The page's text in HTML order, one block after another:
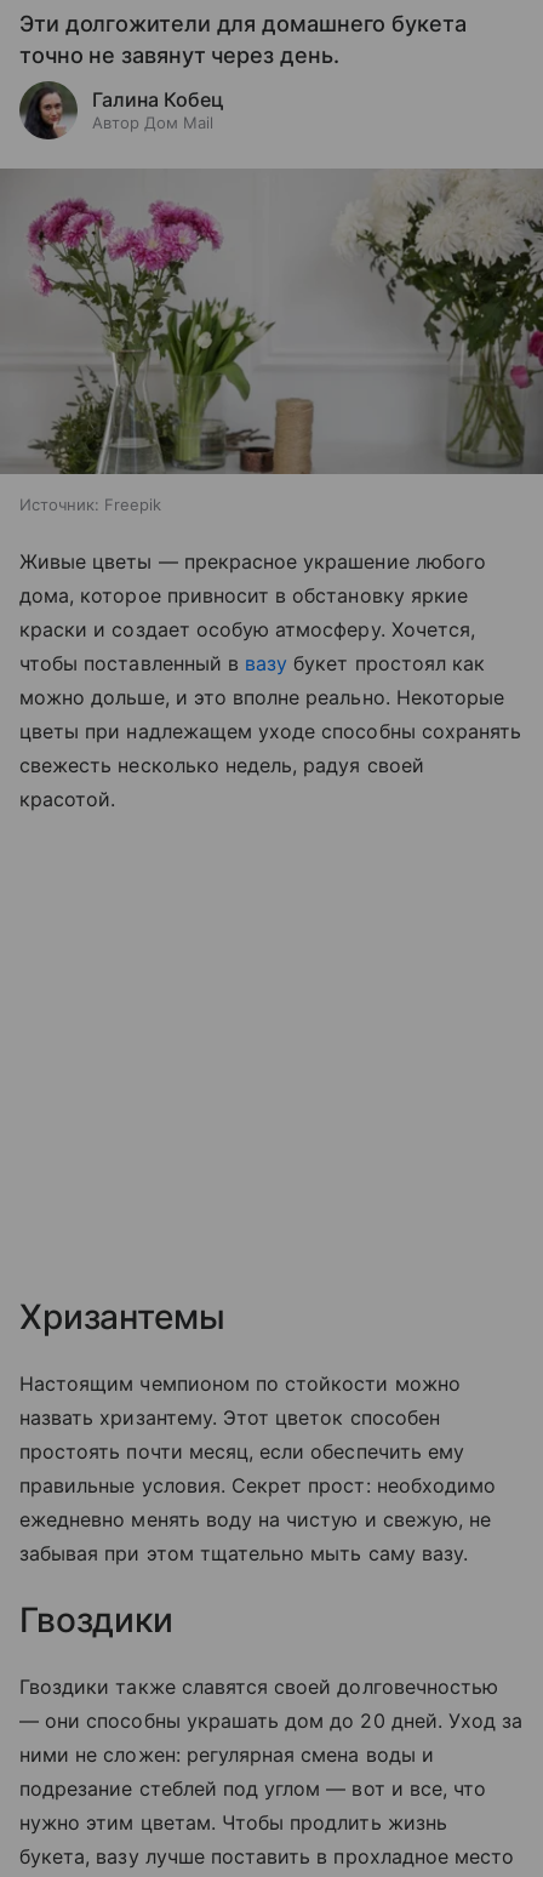
Эти долгожители для домашнего букета
точно не завянут через день.
Галина Кобец
Автор Дом Mail
Источник: Freepik
Живые цветы — прекрасное украшение любого
дома, которое привносит в обстановку яркие
краски и создает особую атмосферу. Хочется,
чтобы поставленный в вазу букет простоял как
можно дольше, и это вполне реально. Некоторые
цветы при надлежащем уходе способны сохранять
свежесть несколько недель, радуя своей
красотой.
Хризантемы
Настоящим чемпионом по стойкости можно
назвать хризантему. Этот цветок способен
простоять почти месяц, если обеспечить ему
правильные условия. Секрет прост: необходимо
ежедневно менять воду на чистую и свежую, не
забывая при этом тщательно мыть саму вазу.
Гвоздики
Гвоздики также славятся своей долговечностью
— они способны украшать дом до 20 дней. Уход за
ними не сложен: регулярная смена воды и
подрезание стеблей под углом — вот и все, что
нужно этим цветам. Чтобы продлить жизнь
букета, вазу лучше поставить в прохладное место